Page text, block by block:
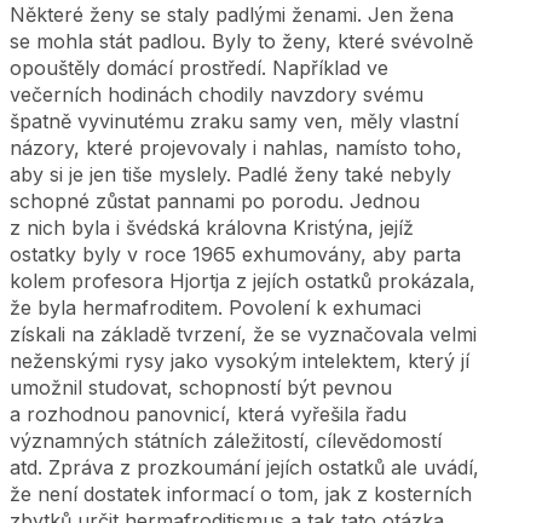
Některé ženy se staly padlými ženami. Jen žena
se mohla stát padlou. Byly to ženy, které svévolně
opouštěly domácí prostředí. Například ve
večerních hodinách chodily navzdory svému
špatně vyvinutému zraku samy ven, měly vlastní
názory, které projevovaly i nahlas, namísto toho,
aby si je jen tiše myslely. Padlé ženy také nebyly
schopné zůstat pannami po porodu. Jednou
z nich byla i švédská královna Kristýna, jejíž
ostatky byly v roce 1965 exhumovány, aby parta
kolem profesora Hjortja z jejích ostatků prokázala,
že byla hermafroditem. Povolení k exhumaci
získali na základě tvrzení, že se vyznačovala velmi
neženskými rysy jako vysokým intelektem, který jí
umožnil studovat, schopností být pevnou
a rozhodnou panovnicí, která vyřešila řadu
významných státních záležitostí, cílevědomostí
atd. Zpráva z prozkoumání jejích ostatků ale uvádí,
že není dostatek informací o tom, jak z kosterních